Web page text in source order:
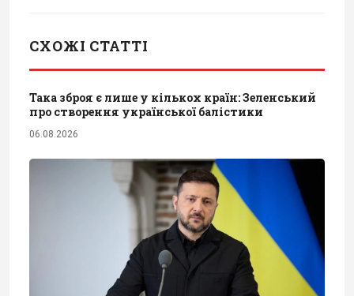
СХОЖІ СТАТТІ
Така зброя є лише у кількох країн: Зеленський
про створення української балістики
06.08.2026